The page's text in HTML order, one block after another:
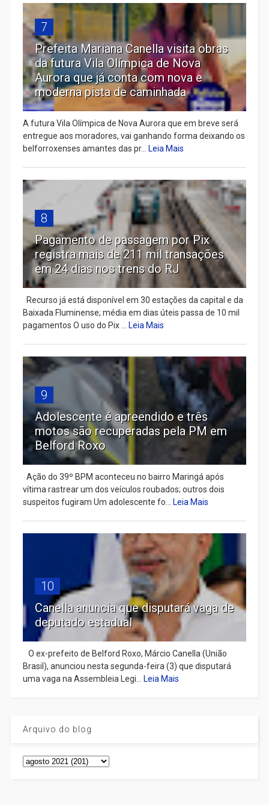
7
Prefeita Mariana Canella visita obras
da futura Vila Olímpica de Nova
Aurora que já conta com nova e
moderna pista de caminhada
A futura Vila Olímpica de Nova Aurora que em breve será
entregue aos moradores, vai ganhando forma deixando os
belforroxenses amantes das pr...
Leia Mais
8
Pagamento de passagem por Pix
registra mais de 211 mil transações
em 24 dias nos trens do RJ
Recurso já está disponível em 30 estações da capital e da
Baixada Fluminense; média em dias úteis passa de 10 mil
pagamentos O uso do Pix ...
Leia Mais
9
Adolescente é apreendido e três
motos são recuperadas pela PM em
Belford Roxo
Ação do 39º BPM aconteceu no bairro Maringá após
vítima rastrear um dos veículos roubados; outros dois
suspeitos fugiram Um adolescente fo...
Leia Mais
10
Canella anuncia que disputará vaga de
deputado estadual
​ O ex-prefeito de Belford Roxo, Márcio Canella (União
Brasil), anunciou nesta segunda-feira (3) que disputará
uma vaga na Assembleia Legi...
Leia Mais
Arquivo do blog